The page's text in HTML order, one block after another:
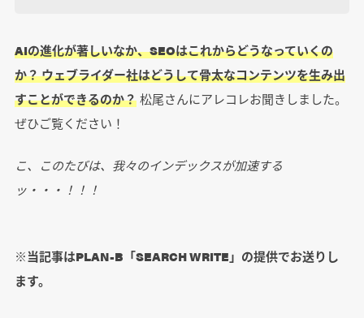
AIの進化が著しいなか、SEOはこれからどうなっていくの
か？ ウェブライダー社はどうして骨太なコンテンツを生み出
すことができるのか？松尾さんにアレコレお聞きしました。
ぜひご覧ください！
こ、このたびは、我々のインデックスが加速する
ッ・・・！！！
※当記事はPLAN-B「SEARCH WRITE」の提供でお送りし
ます。